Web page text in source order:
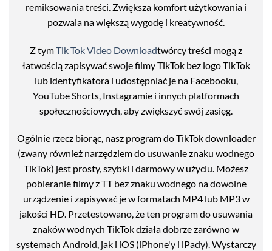
remiksowania treści. Zwiększa komfort użytkowania i
pozwala na większą wygodę i kreatywność.
Z tymTik Tok Video Downloadtwórcy treści mogą z
łatwością zapisywać swoje filmy TikTok bez logo TikTok
lub identyfikatora i udostępniać je na Facebooku,
YouTube Shorts, Instagramie i innych platformach
społecznościowych, aby zwiększyć swój zasięg.
Ogólnie rzecz biorąc, nasz program do TikTok downloader
(zwany również narzędziem do usuwanie znaku wodnego
TikTok) jest prosty, szybki i darmowy w użyciu. Możesz
pobieranie filmy z TT bez znaku wodnego na dowolne
urządzenie i zapisywać je w formatach MP4 lub MP3 w
jakości HD. Przetestowano, że ten program do usuwania
znaków wodnych TikTok działa dobrze zarówno w
systemach Android, jak i iOS (iPhone'y i iPady). Wystarczy